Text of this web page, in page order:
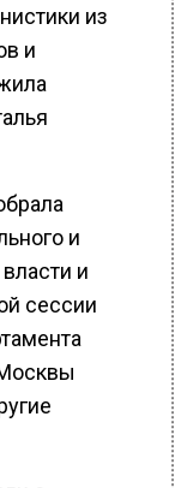
из
и
и
и
сессии